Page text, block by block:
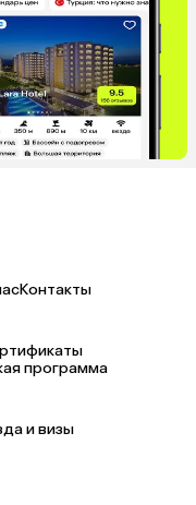
Контакты
программа
и визы